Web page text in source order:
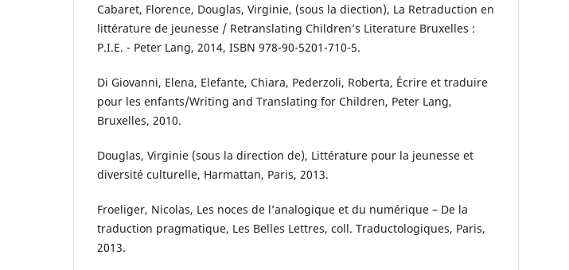
Cabaret, Florence, Douglas, Virginie, (sous la diection), La Retraduction en
littérature de jeunesse / Retranslating Children’s Literature Bruxelles :
P.I.E. - Peter Lang, 2014, ISBN 978-90-5201-710-5.
Di Giovanni, Elena, Elefante, Chiara, Pederzoli, Roberta, Écrire et traduire
pour les enfants/Writing and Translating for Children, Peter Lang,
Bruxelles, 2010.
Douglas, Virginie (sous la direction de), Littérature pour la jeunesse et
diversité culturelle, Harmattan, Paris, 2013.
Froeliger, Nicolas, Les noces de l’analogique et du numérique – De la
traduction pragmatique, Les Belles Lettres, coll. Traductologiques, Paris,
2013.